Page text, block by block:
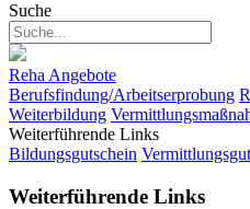
Suche
Reha Angebote
Berufsfindung/Arbeitserprobung
Weiterbildung
Weiterführende Links
Bildungsgutschein
Weiterführende Links